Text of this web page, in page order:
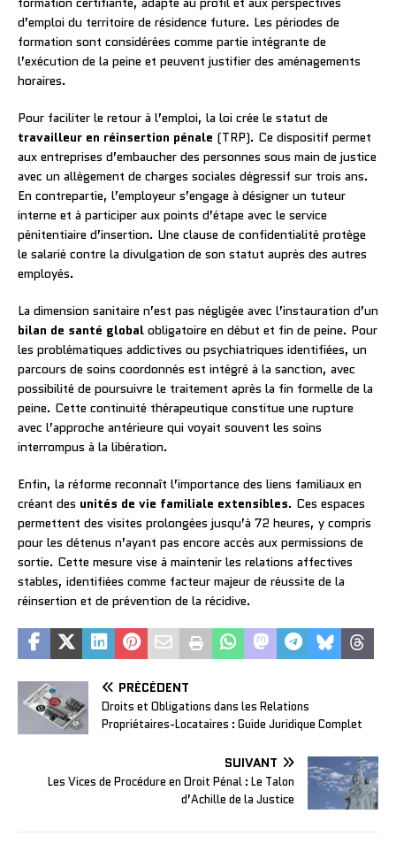
d’emploi du territoire de résidence future. Les périodes de
formation sont considérées comme partie intégrante de
l’exécution de la peine et peuvent justifier des aménagements
horaires.
Pour faciliter le retour à l’emploi, la loi crée le statut de
travailleur en réinsertion pénale (TRP). Ce dispositif permet
aux entreprises d’embaucher des personnes sous main de justice
avec un allègement de charges sociales dégressif sur trois ans.
En contrepartie, l’employeur s’engage à désigner un tuteur
interne et à participer aux points d’étape avec le service
pénitentiaire d’insertion. Une clause de confidentialité protège
le salarié contre la divulgation de son statut auprès des autres
employés.
La dimension sanitaire n’est pas négligée avec l’instauration d’un
bilan de santé global obligatoire en début et fin de peine. Pour
les problématiques addictives ou psychiatriques identifiées, un
parcours de soins coordonnés est intégré à la sanction, avec
possibilité de poursuivre le traitement après la fin formelle de la
peine. Cette continuité thérapeutique constitue une rupture
avec l’approche antérieure qui voyait souvent les soins
interrompus à la libération.
Enfin, la réforme reconnaît l’importance des liens familiaux en
créant des unités de vie familiale extensibles. Ces espaces
permettent des visites prolongées jusqu’à 72 heures, y compris
pour les détenus n’ayant pas encore accès aux permissions de
sortie. Cette mesure vise à maintenir les relations affectives
stables, identifiées comme facteur majeur de réussite de la
réinsertion et de prévention de la récidive.
PRÉCÉDENT
Droits et Obligations dans les Relations
Propriétaires-Locataires : Guide Juridique Complet
SUIVANT
Les Vices de Procédure en Droit Pénal : Le Talon
d’Achille de la Justice